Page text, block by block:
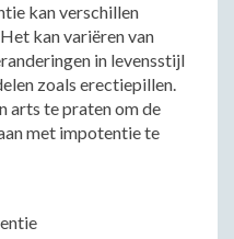
kan verschillen
kan variëren van
in levensstijl
zoals erectiepillen.
arts te praten om de
met impotentie te